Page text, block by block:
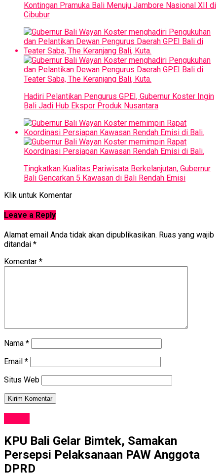
Kontingan Pramuka Bali Menuju Jambore Nasional XII di
Cibubur
Hadiri Pelantikan Pengurus GPEI, Gubernur Koster Ingin
Bali Jadi Hub Ekspor Produk Nusantara
Tingkatkan Kualitas Pariwisata Berkelanjutan, Gubernur
Bali Gencarkan 5 Kawasan di Bali Rendah Emisi
Klik untuk Komentar
Leave a Reply
Alamat email Anda tidak akan dipublikasikan. Ruas yang wajib
ditandai *
Komentar *
Nama *
Email *
Situs Web
KPU Bali Gelar Bimtek, Samakan
Persepsi Pelaksanaan PAW Anggota
DPRD